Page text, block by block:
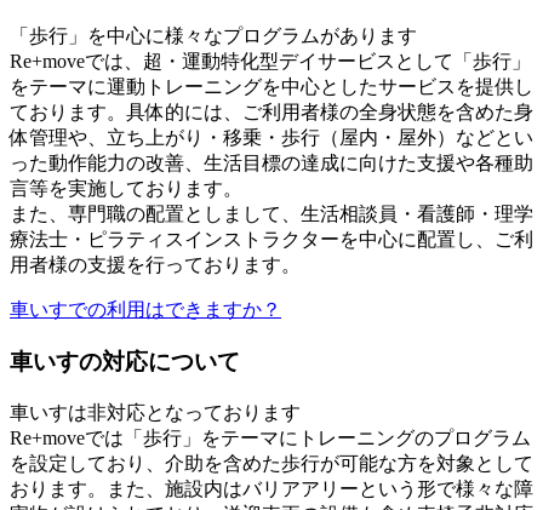
「歩行」を中心に様々なプログラムがあります
Re+moveでは、超・運動特化型デイサービスとして「歩行」
をテーマに運動トレーニングを中心としたサービスを提供し
ております。具体的には、ご利用者様の全身状態を含めた身
体管理や、立ち上がり・移乗・歩行（屋内・屋外）などとい
った動作能力の改善、生活目標の達成に向けた支援や各種助
言等を実施しております。
また、専門職の配置としまして、生活相談員・看護師・理学
療法士・ピラティスインストラクターを中心に配置し、ご利
用者様の支援を行っております。
車いすでの利用はできますか？
車いすの対応について
車いすは非対応となっております
Re+moveでは「歩行」をテーマにトレーニングのプログラム
を設定しており、介助を含めた歩行が可能な方を対象として
おります。また、施設内はバリアアリーという形で様々な障